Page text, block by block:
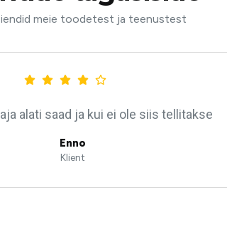
meie toodetest ja teenustest
alati saad ja kui ei ole siis tellitakse
Enno
Klient